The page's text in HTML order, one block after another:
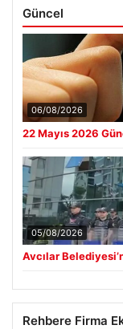
Güncel
06/08/2026
22 Mayıs 2026
05/08/2026
Avcılar
Rehbere Firma